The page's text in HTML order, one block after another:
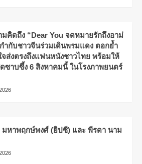
คิดถึง “Dear You จดหมายรักถึงอาม่
ำกับชาวจีนร่วมเดินพรมแดง ตอกย้ำ
ส่งตรงถึงแฟนหนังชาวไทย พร้อมให้
ซาบซึ้ง 6 สิงหาคมนี้ ในโรงภาพยนตร์
มหาพฤกษ์พงศ์ (ยิปซี) และ พีรดา นาม